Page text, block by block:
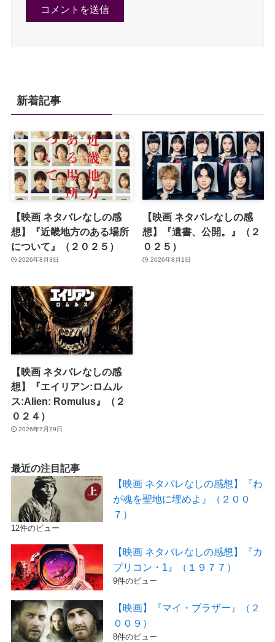
新着記事
【映画 ネタバレなしの感
想】『近畿地方のある場所
について』（２０２５）
2026年8月3日
【映画 ネタバレなしの感
想】『遺書、公開。』（２
０２５）
2026年8月1日
【映画 ネタバレなしの感
想】『エイリアン:ロムル
ス:Alien: Romulus』（２
０２４）
2026年7月29日
最近の注目記事
【映画 ネタバレなしの感想】『わ
が魂を聖地に埋めよ』（２００
７）
12件のビュー
【映画 ネタバレなしの感想】『カ
プリコン・1』（１９７７）
9件のビュー
【映画】『マイ・ブラザー』（２
００９）
8件のビュー